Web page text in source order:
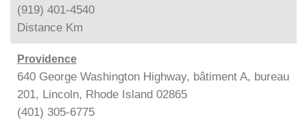
(919) 401-4540
Distance Km
Providence
640 George Washington Highway, bâtiment A, bureau
201, Lincoln, Rhode Island 02865
(401) 305-6775